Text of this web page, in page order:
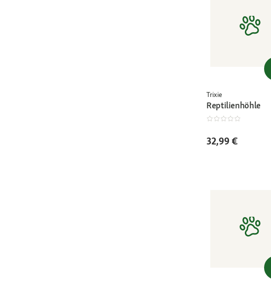
Trixie
Reptilienhöhle
32,99 €